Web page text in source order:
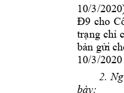
10/3/
Đ9 cho
trạng chỉ
bản gửi
10/3/
2.
bày: